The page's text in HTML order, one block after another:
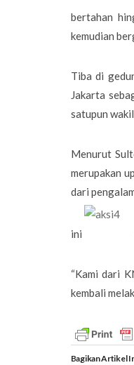
bertahan
kemudian
Tiba di
Jakarta
satupun
Menurut
merupakan
dari
ini
“Kami dari
kembali
Bagikan Artikel